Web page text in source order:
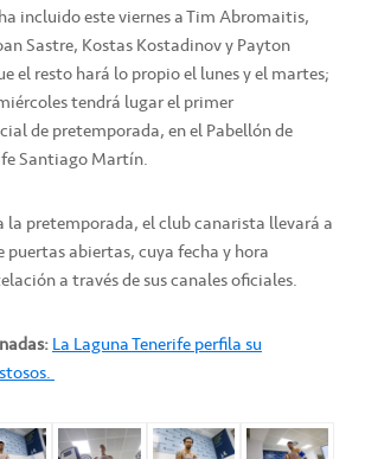
incluido este viernes a Tim Abromaitis,
Sastre, Kostas Kostadinov y Payton
el resto hará lo propio el lunes y el martes;
tendrá lugar el primer
de pretemporada, en el Pabellón de
Santiago Martín.
la pretemporada, el club canarista llevará a
puertas abiertas, cuya fecha y hora
a través de sus canales oficiales.
La Laguna Tenerife perfila su